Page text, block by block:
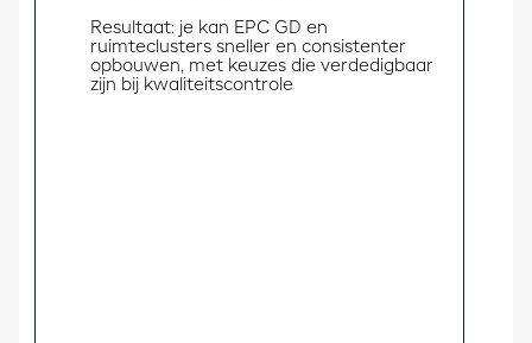
Resultaat: je kan EPC GD en
ruimteclusters sneller en consistenter
opbouwen, met keuzes die verdedigbaar
zijn bij kwaliteitscontrole